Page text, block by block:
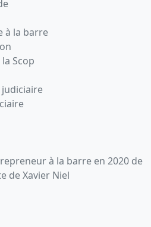
à la barre
Scop
repreneur à la barre en 2020 de
de Xavier Niel